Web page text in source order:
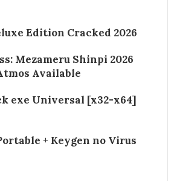
Edition Cracked 2026
Mezameru Shinpi 2026
Available
exe Universal [x32-x64]
+ Keygen no Virus